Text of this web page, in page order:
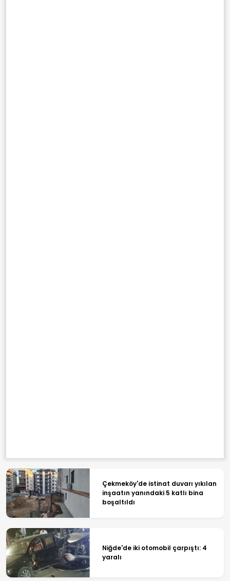
Çekmeköy'de istinat duvarı yıkılan
inşaatın yanındaki 5 katlı bina
boşaltıldı
Niğde'de iki otomobil çarpıştı: 4
yaralı